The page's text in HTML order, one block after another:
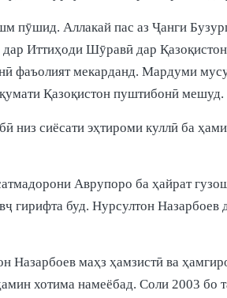
пӯшид. Аллакай пас аз Ҷанги
Иттиҳоди Шӯравӣ дар
фаъолият мекарданд. Мардуми
Қазоқистон пуштибонӣ мешуд.
низ сиёсати эҳтироми куллӣ ба
Аврупоро ба ҳайрат
гирифта буд. Нурсултон
Назарбоев маҳз ҳамзистӣ ва
хотима намеёбад. Соли 2003